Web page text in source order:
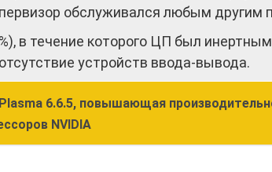
обслуживался любым другим
в течение которого ЦП был
устройств ввода-вывода.
6.6.5, повышающая
NVIDIA